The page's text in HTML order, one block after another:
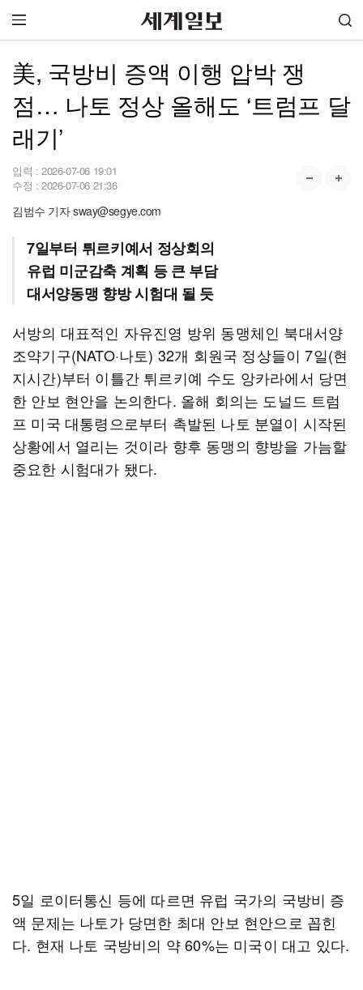
美, 국방비 증액 이행 압박 쟁
점… 나토 정상 올해도 ‘트럼프 달
래기’
입력 : 2026-07-06 19:01
수정 : 2026-07-06 21:36
김범수 기자 sway@segye.com
7일부터 튀르키예서 정상회의
유럽 미군감축 계획 등 큰 부담
대서양동맹 향방 시험대 될 듯
서방의 대표적인 자유진영 방위 동맹체인 북대서양
조약기구(NATO·나토) 32개 회원국 정상들이 7일(현
지시간)부터 이틀간 튀르키예 수도 앙카라에서 당면
한 안보 현안을 논의한다. 올해 회의는 도널드 트럼
프 미국 대통령으로부터 촉발된 나토 분열이 시작된
상황에서 열리는 것이라 향후 동맹의 향방을 가늠할
중요한 시험대가 됐다.
5일 로이터통신 등에 따르면 유럽 국가의 국방비 증
액 문제는 나토가 당면한 최대 안보 현안으로 꼽힌
다. 현재 나토 국방비의 약 60%는 미국이 대고 있다.